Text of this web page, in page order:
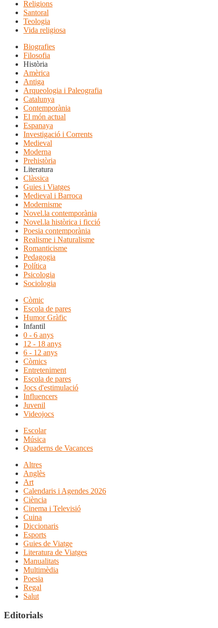
Religions
Santoral
Teologia
Vida religiosa
Biografies
Filosofia
Història
Amèrica
Antiga
Arqueologia i Paleografia
Catalunya
Contemporània
El món actual
Espanaya
Investigació i Corrents
Medieval
Moderna
Prehistòria
Literatura
Clàssica
Guies i Viatges
Medieval i Barroca
Modernisme
Novel.la contemporània
Novel.la històrica i ficció
Poesia contemporània
Realisme i Naturalisme
Romanticisme
Pedagogia
Política
Psicologia
Sociologia
Còmic
Escola de pares
Humor Gràfic
Infantil
0 - 6 anys
12 - 18 anys
6 - 12 anys
Còmics
Entreteniment
Escola de pares
Jocs d'estimulació
Influencers
Juvenil
Videojocs
Escolar
Música
Quaderns de Vacances
Altres
Anglès
Art
Calendaris i Agendes 2026
Ciència
Cinema i Televisió
Cuina
Diccionaris
Esports
Guies de Viatge
Literatura de Viatges
Manualitats
Multimèdia
Poesia
Regal
Salut
Editorials